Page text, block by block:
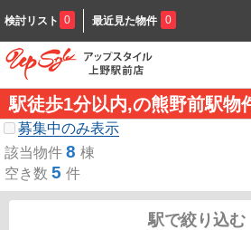
検討リスト 0 最近見た物件 0
駅徒歩1分以内,の熊野前駅物
募集中のみ表示
該当物件 8 棟
空き数 5 件
駅で絞り込む